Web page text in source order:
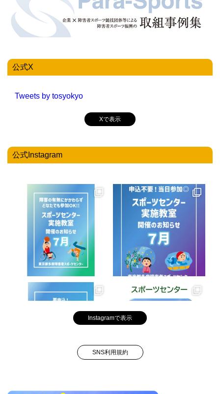
公式X
Tweets by tosyokyo
Xで表示
公式Instagram
Instagramで表示
SNS利用規約